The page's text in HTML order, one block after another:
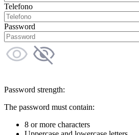
Telefono
Password
Password strength:
The password must contain:
8 or more characters